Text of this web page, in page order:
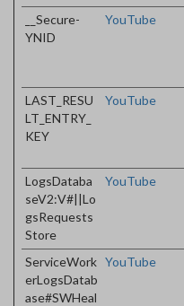
__Secure-
YNID
YouTube
LAST_RESU
LT_ENTRY_
KEY
YouTube
LogsDataba
seV2:V#||Lo
gsRequests
Store
YouTube
ServiceWork
erLogsDatab
ase#SWHeal
YouTube